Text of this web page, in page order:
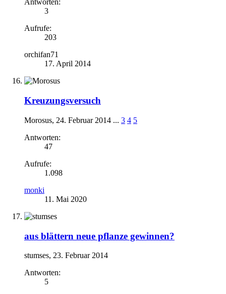
Antworten:
3
Aufrufe:
203
orchifan71
17. April 2014
Kreuzungsversuch
Morosus, 24. Februar 2014 ... 3 4 5
Antworten:
47
Aufrufe:
1.098
monki
11. Mai 2020
aus blättern neue pflanze gewinnen?
stumses, 23. Februar 2014
Antworten:
5